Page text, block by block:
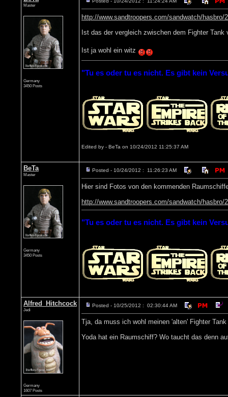
Master
Germany
3450 Posts
http://www.sandtroopers.com/sandwatch/hasbro/
Ist das der vergleich zwischen dem Fighter
Ist ja wohl ein witz
"Tu es oder tu es nicht. Es gibt kein
Edited by - BeTa on 10/24/2012 11:25:37 AM
BeTa
Master
Germany
3450 Posts
Posted - 10/24/2012 : 11:26:23 AM
Hier sind Fotos von den kommenden
http://www.sandtroopers.com/sandwatch/hasbro/
"Tu es oder tu es nicht. Es gibt kein
Alfred_Hitchcock
Jedi
Germany
1607 Posts
Posted - 10/25/2012 : 02:30:44 AM
Tja, da muss ich wohl meinen 'alten' Fighter
Yoda hat ein Raumschiff? Wo taucht das denn